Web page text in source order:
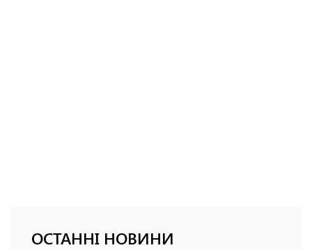
ОСТАННІ НОВИНИ